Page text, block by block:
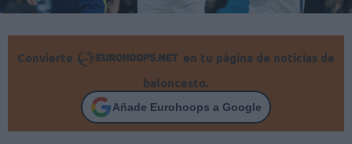
Convierte
en tu página de noticias de
baloncesto.
Añade Eurohoops a Google